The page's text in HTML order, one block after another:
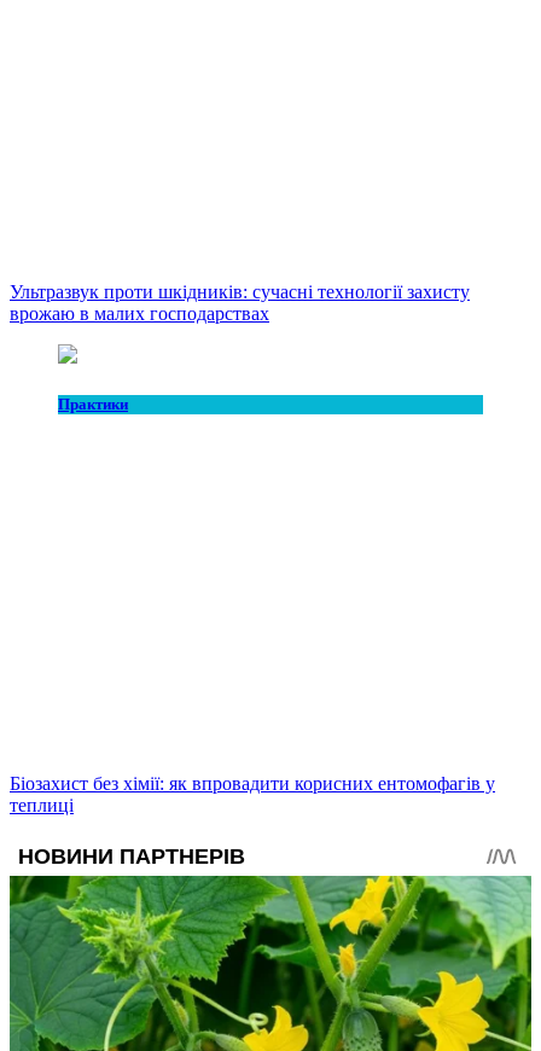
Ультразвук проти шкідників: сучасні технології захисту
врожаю в малих господарствах
Практики
Біозахист без хімії: як впровадити корисних ентомофагів у
теплиці